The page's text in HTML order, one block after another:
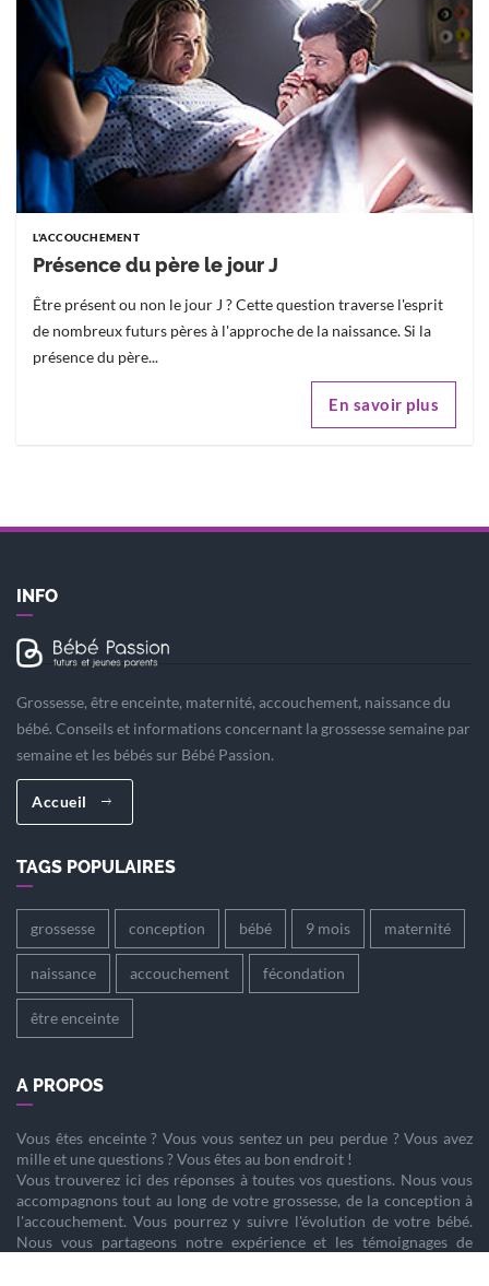
L'ACCOUCHEMENT
Présence du père le jour J
Être présent ou non le jour J ? Cette question traverse l'esprit
de nombreux futurs pères à l'approche de la naissance. Si la
présence du père...
En savoir plus
INFO
Grossesse, être enceinte, maternité, accouchement, naissance du
bébé. Conseils et informations concernant la grossesse semaine par
semaine et les bébés sur Bébé Passion.
Accueil
TAGS POPULAIRES
grossesse conception bébé 9 mois maternité
naissance accouchement fécondation
être enceinte
A PROPOS
Vous êtes enceinte? Vous vous sentez un peu perdue ? Vous avez
mille et une questions ? Vous êtes au bon endroit !
Vous trouverez ici des réponses à toutes vos questions. Nous vous
accompagnons tout au long de votre grossesse, de la conception à
l'accouchement. Vous pourrez y suivre l'évolution de votre bébé.
Nous vous partageons notre expérience et les témoignages de